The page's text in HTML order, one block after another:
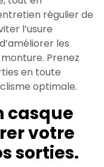
régulier de
l’usure
les
Prenez
en toute
optimale.
casque
votre
sorties.